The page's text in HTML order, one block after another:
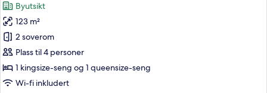
bildene
av
2-
bedroom
Executive
Byutsikt
123 m²
2 soverom
Plass til 4 personer
1 kingsize-seng og 1 queensize-seng
Wi-fi inkludert